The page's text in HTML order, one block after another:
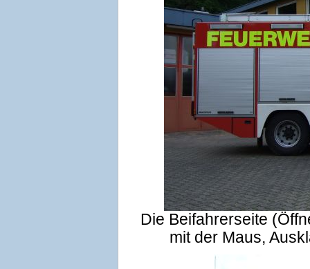
Die Beifahrerseite
mit der Maus,